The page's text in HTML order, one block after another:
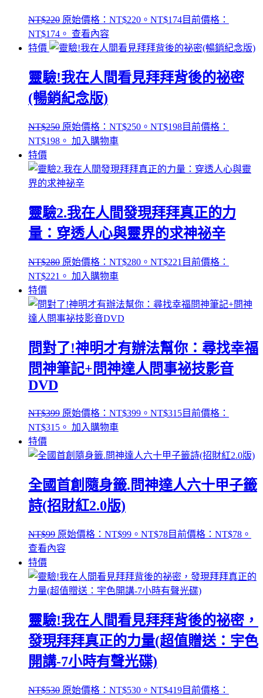
NT$220 原始價格：NT$220。 NT$174目前價格：
NT$174。 查看內容
特價
靈驗!我在人間看見拜拜背後的祕密
(暢銷紀念版)
NT$250 原始價格：NT$250。 NT$198目前價格：
NT$198。 加入購物車
特價
靈驗2.我在人間發現拜拜真正的力
量：穿透人心與靈界的求神祕辛
NT$280 原始價格：NT$280。 NT$221 目前價格：
NT$221。 加入購物車
特價
問對了!神明才有辦法幫你：尋找幸福
問神筆記+問神達人問事祕技影音
DVD
NT$399 原始價格：NT$399。 NT$315目前價格：
NT$315。 加入購物車
特價
全國首創隨身籤.問神達人六十甲子籤
詩(招財紅2.0版)
NT$99 原始價格：NT$99。 NT$78目前價格：NT$78。
查看內容
特價
靈驗!我在人間看見拜拜背後的祕密，
發現拜拜真正的力量(超值贈送：宇色
開講-7小時有聲光碟)
NT$530 原始價格：NT$530。 NT$419目前價格：